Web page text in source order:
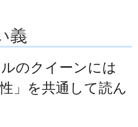
義
のクイーンには
」を共通して読ん